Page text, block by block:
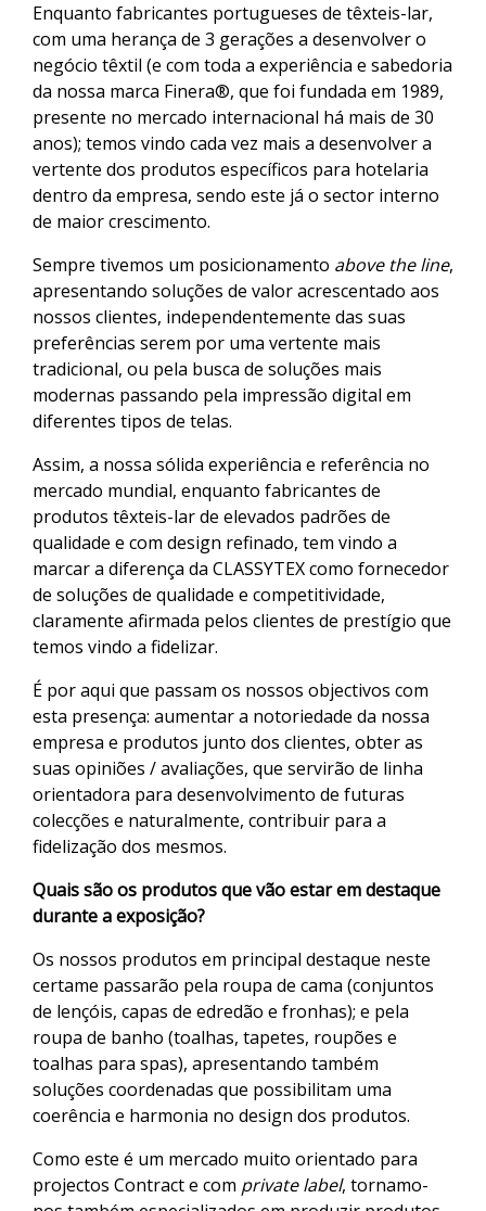
Enquanto fabricantes portugueses de têxteis-lar,
com uma herança de 3 gerações a desenvolver o
negócio têxtil (e com toda a experiência e sabedoria
da nossa marca Finera®, que foi fundada em 1989,
presente no mercado internacional há mais de 30
anos); temos vindo cada vez mais a desenvolver a
vertente dos produtos específicos para hotelaria
dentro da empresa, sendo este já o sector interno
de maior crescimento.
Sempre tivemos um posicionamento above the line,
apresentando soluções de valor acrescentado aos
nossos clientes, independentemente das suas
preferências serem por uma vertente mais
tradicional, ou pela busca de soluções mais
modernas passando pela impressão digital em
diferentes tipos de telas.
Assim, a nossa sólida experiência e referência no
mercado mundial, enquanto fabricantes de
produtos têxteis-lar de elevados padrões de
qualidade e com design refinado, tem vindo a
marcar a diferença da CLASSYTEX como fornecedor
de soluções de qualidade e competitividade,
claramente afirmada pelos clientes de prestígio que
temos vindo a fidelizar.
É por aqui que passam os nossos objectivos com
esta presença: aumentar a notoriedade da nossa
empresa e produtos junto dos clientes, obter as
suas opiniões / avaliações, que servirão de linha
orientadora para desenvolvimento de futuras
colecções e naturalmente, contribuir para a
fidelização dos mesmos.
Quais são os produtos que vão estar em destaque
durante a exposição?
Os nossos produtos em principal destaque neste
certame passarão pela roupa de cama (conjuntos
de lençóis, capas de edredão e fronhas); e pela
roupa de banho (toalhas, tapetes, roupões e
toalhas para spas), apresentando também
soluções coordenadas que possibilitam uma
coerência e harmonia no design dos produtos.
Como este é um mercado muito orientado para
projectos Contract e com private label, tornamo-